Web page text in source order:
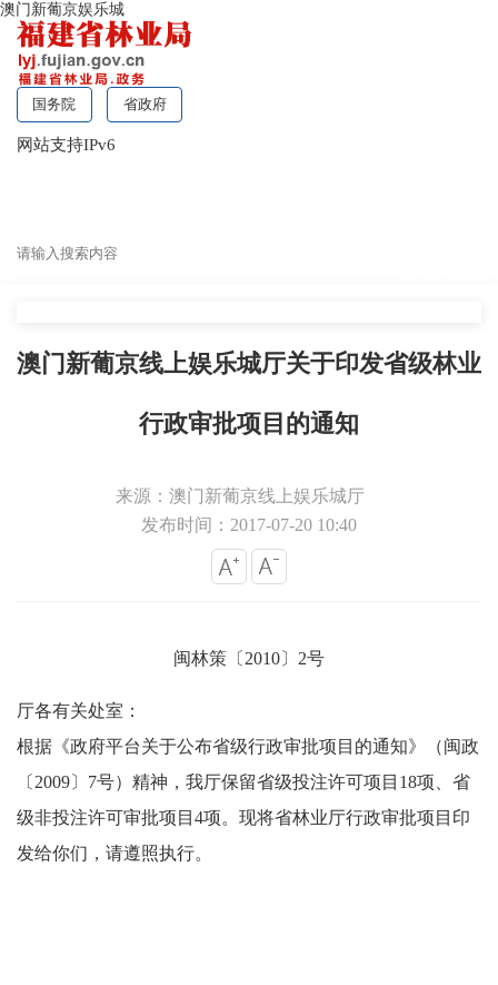
澳门新葡京娱乐城
国务院 省政府
网站支持IPv6
澳门新葡京线上娱乐城厅关于印发省级林业
行政审批项目的通知
来源：澳门新葡京线上娱乐城厅
发布时间：2017-07-20 10:40
闽林策〔2010〕2号
厅各有关处室：
根据《政府平台关于公布省级行政审批项目的通知》（闽政
〔2009〕7号）精神，我厅保留省级投注许可项目18项、省
级非投注许可审批项目4项。现将省林业厅行政审批项目印
发给你们，请遵照执行。